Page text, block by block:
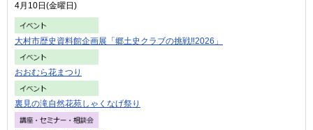
4月10日(金曜日)
大村市歴史資料館企画展「郷土史クラブの挑戦‼2026」
おおむら花まつり
裏見の滝自然花苑しゃくなげ祭り